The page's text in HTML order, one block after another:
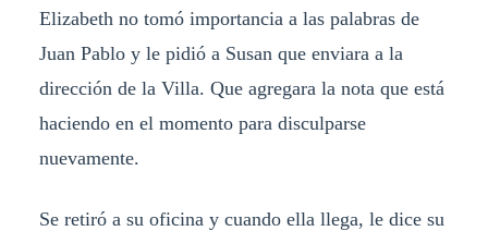
Elizabeth no tomó importancia a las palabras de
Juan Pablo y le pidió a Susan que enviara a la
dirección de la Villa. Que agregara la nota que está
haciendo en el momento para disculparse
nuevamente.
Se retiró a su oficina y cuando ella llega, le dice su